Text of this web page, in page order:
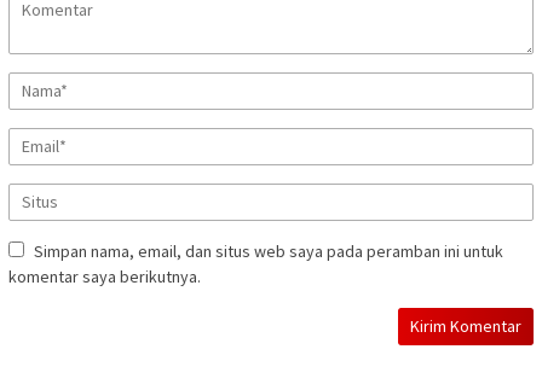
Simpan nama, email, dan situs web saya pada peramban ini untuk
komentar saya berikutnya.